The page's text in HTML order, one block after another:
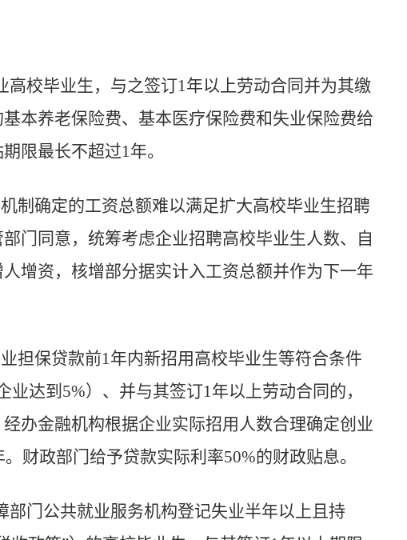
高校毕业生，与之签订1年以上劳动合同并为其缴
本养老保险费、基本医疗保险费和失业保险费给
限最长不超过1年。
制确定的工资总额难以满足扩大高校毕业生招聘
门同意，统筹考虑企业招聘高校毕业生人数、自
增资，核增部分据实计入工资总额并作为下一年
担保贷款前1年内新招用高校毕业生等符合条件
业达到 5%）、并与其签订1年以上劳动合同的，
办金融机构根据企业实际招用人数合理确定创业
。财政部门给予贷款实际利率50%的财政贴息。
部门公共就业服务机构登记失业半年以上且持